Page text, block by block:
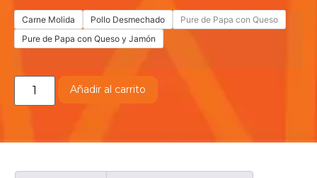
Carne Molida Pollo Desmechado
Pure de Papa con Queso
Pure de Papa con Queso y Jamón
Añadir al carrito